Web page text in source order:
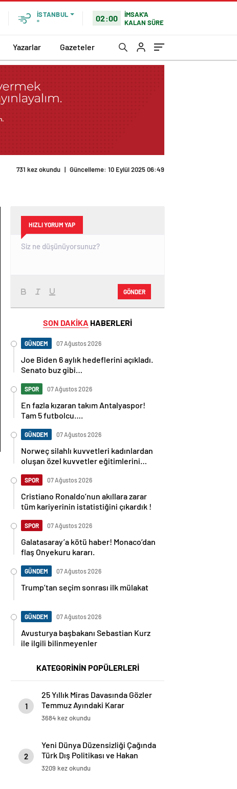
İSTANBUL
°
02:00
İMSAK'A
KALAN SÜRE
Yazarlar Gazeteler
731 kez okundu | Güncelleme: 10 Eylül 2025 06:49
HIZLI YORUM YAP
GÖNDER
SON DAKİKA HABERLERİ
GÜNDEM 07 Ağustos 2026
Joe Biden 6 aylık hedeflerini açıkladı.
Senato buz gibi…
SPOR 07 Ağustos 2026
En fazla kızaran takım Antalyaspor!
Tam 5 futbolcu….
GÜNDEM 07 Ağustos 2026
Norweç silahlı kuvvetleri kadınlardan
oluşan özel kuvvetler eğitimlerini
SPOR 07 Ağustos 2026
Cristiano Ronaldo’nun akıllara zarar
tüm kariyerinin istatistiğini çıkardık !
SPOR 07 Ağustos 2026
Galatasaray’a kötü haber! Monaco’dan
flaş Onyekuru kararı.
GÜNDEM 07 Ağustos 2026
Trump’tan seçim sonrası ilk mülakat
GÜNDEM 07 Ağustos 2026
Avusturya başbakanı Sebastian Kurz
ile ilgili bilinmeyenler
KATEGORİNİN POPÜLERLERİ
1
25 Yıllık Miras Davasında Gözler
Temmuz Ayındaki Karar
Duruşmasına Çevrildi
3684 kez okundu
2
Yeni Dünya Düzensizliği Çağında
Türk Dış Politikası ve Hakan
Fidan Faktörü
3209 kez okundu